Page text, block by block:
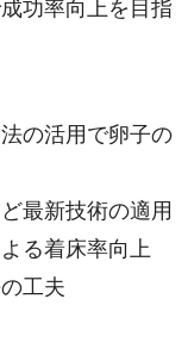
功率向上を目指
の活用で卵子の
最新技術の適用
る着床率向上
工夫